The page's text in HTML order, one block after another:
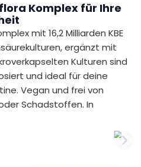
Komplex für Ihre
mit 16,2 Milliarden KBE
ergänzt mit
Kulturen sind
und ideal für deine
Vegan und frei von
Schadstoffen. In